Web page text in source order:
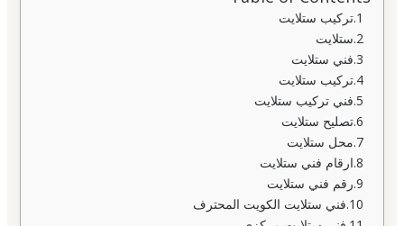
تركيب ستلايت
ستلايت
فني ستلايت
تركيب ستلايت
فني تركيب ستلايت
تصليح ستلايت
محل ستلايت
ارقام فني ستلايت
رقم فني ستلايت
فني ستلايت الكويت المحترف